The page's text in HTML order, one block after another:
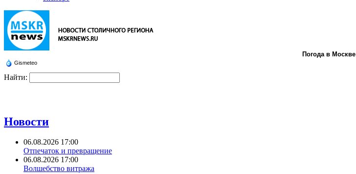
Погода в Москве
Gismeteo
Найти:
Новости
06.08.2026 17:00
Отпечаток и превращение
06.08.2026 17:00
Волшебство витража